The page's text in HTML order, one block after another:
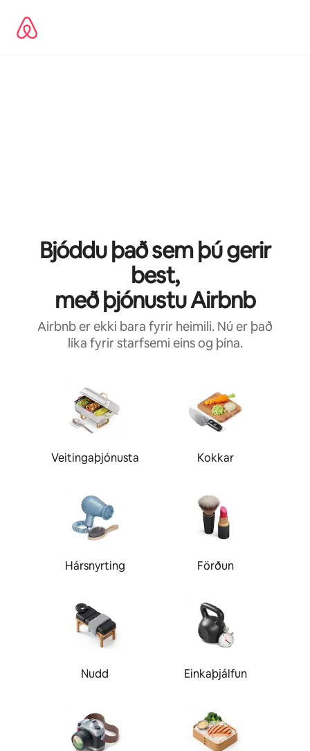
beint
Bjóddu það sem þú gerir
best,
með þjónustu Airbnb
Airbnb er ekki bara fyrir heimili. Nú er það
líka fyrir starfsemi eins og þína.
Veitingaþjónusta Kokkar
Hársnyrting Förðun
Nudd Einkaþjálfun